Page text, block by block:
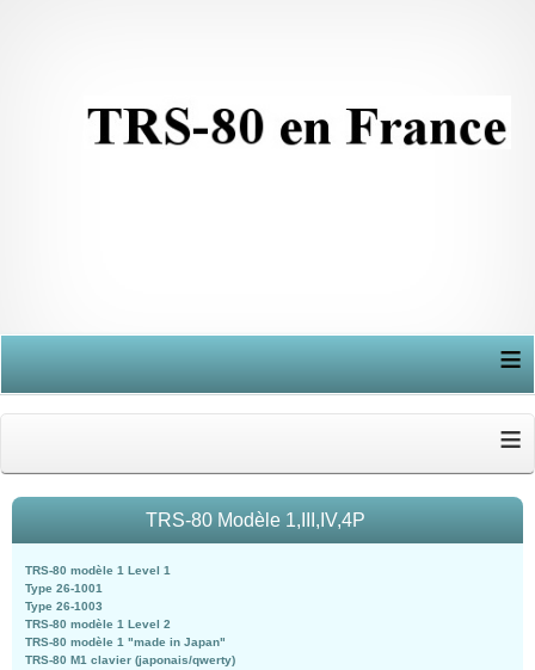
≡
≡
TRS-80 Modèle 1,III,IV,4P
TRS-80 modèle 1 Level 1
Type 26-1001
Type 26-1003
TRS-80 modèle 1 Level 2
TRS-80 modèle 1 "made in Japan"
TRS-80 M1 clavier (japonais/qwerty)